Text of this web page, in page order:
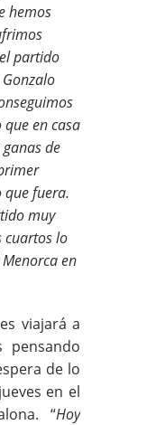
hemos
partido
en casa
de
fuera.
muy
cuartos lo
en
viajará a
pensando
de lo
en el
“Hoy